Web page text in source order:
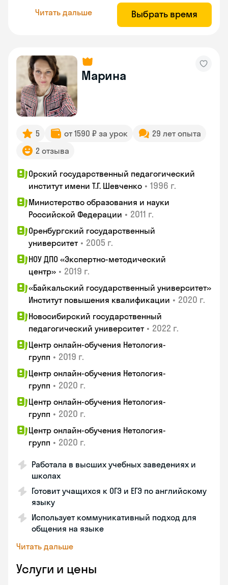
Читать дальше Выбрать время
Марина
5 от 1590 ₽ за урок
29 лет опыта
2 отзыва
Орский государственный педагогический
институт имени Т.Г. Шевченко • 1996 г.
Министерство образования и науки
Российской Федерации • 2011 г.
Оренбургский государственный
университет • 2005 г.
НОУ ДПО «Экспертно-методический
центр» • 2019 г.
«Байкальский государственный университет»
Институт повышения квалификации • 2020 г.
Новосибирский государственный
педагогический университет • 2022 г.
Центр онлайн-обучения Нетология-
групп • 2019 г.
Центр онлайн-обучения Нетология-
групп • 2020 г.
Центр онлайн-обучения Нетология-
групп • 2020 г.
Центр онлайн-обучения Нетология-
групп • 2020 г.
Работала в высших учебных заведениях и
школах
Готовит учащихся к ОГЭ и ЕГЭ по английскому
языку
Использует коммуникативный подход для
общения на языке
Читать дальше
Услуги и цены